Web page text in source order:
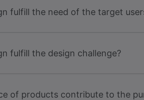
fulfill the need of the target
fulfill the design challenge?
of products contribute to the